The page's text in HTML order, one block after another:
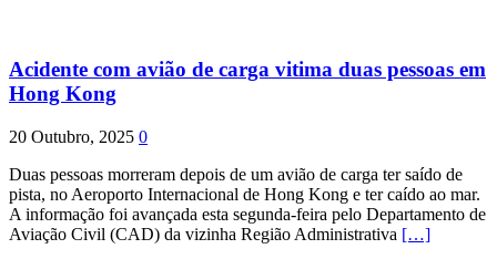
Acidente com avião de carga vitima duas pessoas em
Hong Kong
20 Outubro, 2025 0
Duas pessoas morreram depois de um avião de carga ter saído de
pista, no Aeroporto Internacional de Hong Kong e ter caído ao mar.
A informação foi avançada esta segunda-feira pelo Departamento de
Aviação Civil (CAD) da vizinha Região Administrativa […]